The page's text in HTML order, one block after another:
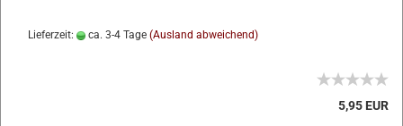
Lieferzeit: ca. 3-4 Tage (Ausland abweichend)
5,95 EUR